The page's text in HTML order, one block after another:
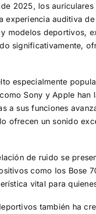
2025, los
auditiva
modelos deportivos,
significativamente,
especialmente
Sony y Apple
a sus funciones
ofrecen un sonido
de ruido se
como los Bose
vital para
también ha